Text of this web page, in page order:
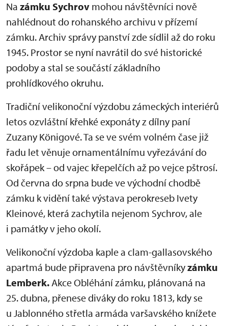
Na zámku Sychrov mohou návštěvníci nově
nahlédnout do rohanského archivu v přízemí
zámku. Archiv správy panství zde sídlil až do roku
1945. Prostor se nyní navrátil do své historické
podoby a stal se součástí základního
prohlídkového okruhu.
Tradiční velikonoční výzdobu zámeckých interiérů
letos ozvláštní křehké exponáty z dílny paní
Zuzany Königové. Ta se ve svém volném čase již
řadu let věnuje ornamentálnímu vyřezávání do
skořápek – od vajec křepelčích až po vejce pštrosí.
Od června do srpna bude ve východní chodbě
zámku k vidění také výstava perokreseb Ivety
Kleinové, která zachytila nejenom Sychrov, ale
i památky v jeho okolí.
Velikonoční výzdoba kaple a clam-gallasovského
apartmá bude připravena pro návštěvníkyzámku
Lemberk.Akce Obléhání zámku, plánovaná na
25. dubna, přenese diváky do roku 1813, kdy se
u Jablonného střetla armáda varšavského knížete